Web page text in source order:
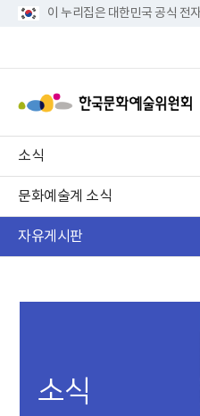
이 누리집은 대한민국 공식 전
소식
문화예술계 소식
자유게시판
소식